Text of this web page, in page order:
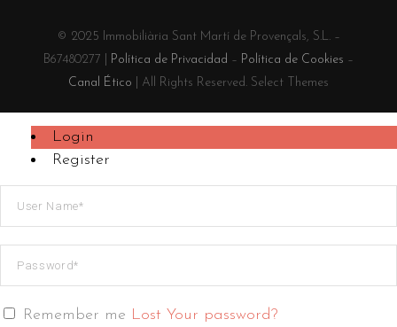
© 2025 Immobiliària Sant Martí de Provençals, S.L. –
B67480277 |
Política de Privacidad – Política de Cookies –
Canal Ético | All Rights Reserved. Select Themes
Login
Register
Remember me Lost Your password?